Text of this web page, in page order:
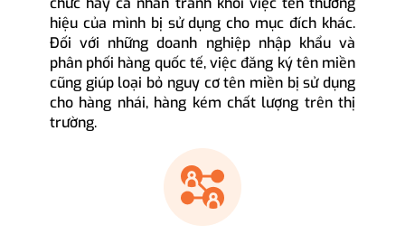
hiệu của mình bị sử dụng cho mục đích khác.
Đối với những doanh nghiệp nhập khẩu và
phân phối hàng quốc tế, việc đăng ký tên miền
cũng giúp loại bỏ nguy cơ tên miền bị sử dụng
cho hàng nhái, hàng kém chất lượng trên thị
trường.